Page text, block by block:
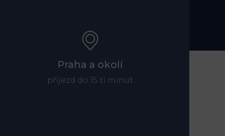
Praha a okolí
příjezd do 15 ti minut